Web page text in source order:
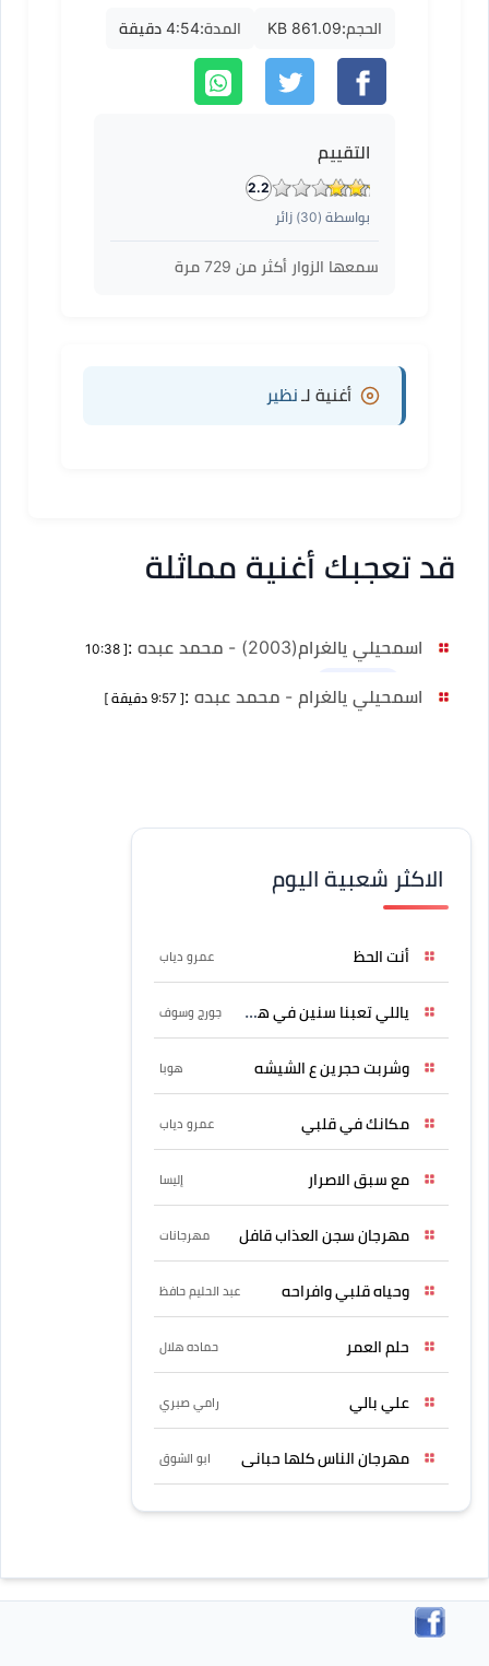
mp3
الحجم:861.09 KB المدة:4:54 دقيقة
التقييم
2.2
بواسطة (30) زائر
سمعها الزوار أكثر من 729 مرة
أغنية لـ نظير
قد تعجبك أغنية مماثلة
اسمحيلي يالغرام(2003) - محمد عبده :
[ 10:38
اسمحيلي يالغرام - محمد عبده :[ 9:57 دقيقة ]
الاكثر شعبية اليوم
أنت الحظ عمرو دياب
ياللي تعبنا سنين في هواه جورج وسوف
وشربت حجرين ع الشيشه هوبا
مكانك في قلبي عمرو دياب
مع سبق الاصرار إليسا
مهرجان سجن العذاب قافل مهرجانات
وحياه قلبي وافراحه عبد الحليم حافظ
حلم العمر حماده هلال
علي بالي رامي صبري
مهرجان الناس كلها حبانى ابو الشوق